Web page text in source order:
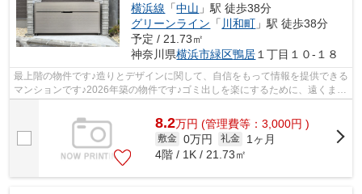
横浜線 「中山 」駅 徒歩38分
グリーンライン 「 川和町 」駅 徒歩38分
予定 / 21.73㎡
神奈川県横浜市緑区鴨居 １丁目１０-１８
最上階の物件です♪造りとデザインに関して、自信をもって情報を提供できる
マンションです♪2026年築の物件です♪ゴミ出しを楽にするために、遠くまで
8.2万円 (管理費等：3,000円 )
敷金 0万円 礼金
1ヶ月
4階 / 1K / 21.73㎡